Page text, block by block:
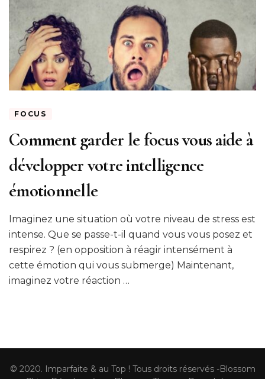
FOCUS
Comment garder le focus vous aide à
développer votre intelligence
émotionnelle
Imaginez une situation où votre niveau de stress est
intense. Que se passe-t-il quand vous vous posez et
respirez ? (en opposition à réagir intensément à
cette émotion qui vous submerge) Maintenant,
imaginez votre réaction …
© 2020. Imparfaite & au Top ! Tous droits réservés -Blossom